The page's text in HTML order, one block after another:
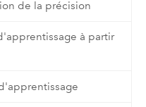
de la précision
à partir